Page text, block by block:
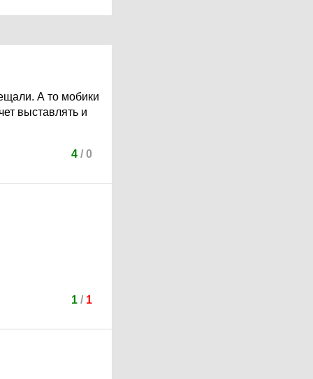
А то мобики
выставлять и
4/ 0
1/ 1